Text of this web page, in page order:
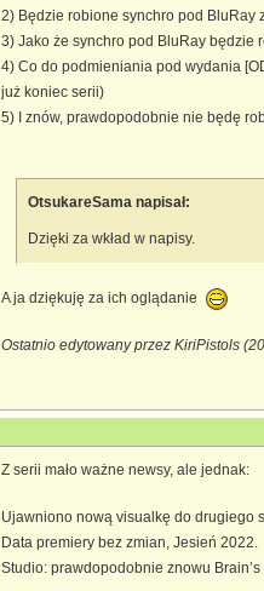
2) Będzie robione synchro pod BluRay
3) Jako że synchro pod BluRay będzie
4) Co do podmieniania pod wydania
już koniec serii)
5) I znów, prawdopodobnie nie będę
OtsukareSama napisał:
Dzięki za wkład w napisy.
A ja dziękuję za ich oglądanie
Ostatnio edytowany przez KiriPistols
Z serii mało ważne newsy, ale jednak:
Ujawniono nową visualkę do drugiego
Data premiery bez zmian, Jesień 2022.
Studio: prawdopodobnie znowu